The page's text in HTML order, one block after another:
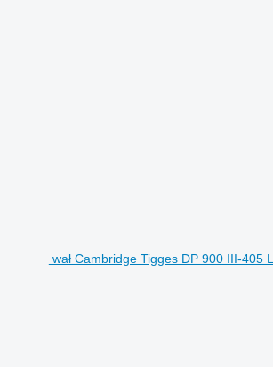
wał Cambridge Tigges DP 900 III-405 L